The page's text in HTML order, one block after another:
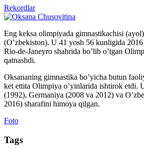
Rekordlar
Eng keksa olimpiyada gimnastikachisi
(O’zbekiston). U 41 yosh 56 kunligida
Rio-de-Janeyro shahrida bo’lib o’tgan
qatnashdi.
Oksananing gimnastika bo’yicha butun
ket ettita Olimpiya o’yinlarida ishtirok etdi.
(1992), Germaniya (2008 va 2012) va
2016) sharafini himoya qilgan.
Foto
Tags